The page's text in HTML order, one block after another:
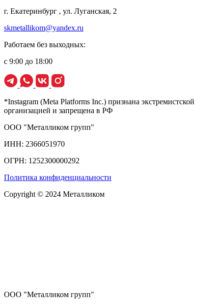
г. Екатеринбург , ул. Луганская, 2
skmetallikom@yandex.ru
Работаем без выходных:
с 9:00 до 18:00
*Instagram (Meta Platforms Inc.) признана экстремистской
организацией и запрещена в РФ
ООО "Металликом групп"
ИНН: 2366051970
ОГРН: 1252300000292
Политика конфиденциальности
Copyright © 2024 Металликом
ООО "Металликом групп"